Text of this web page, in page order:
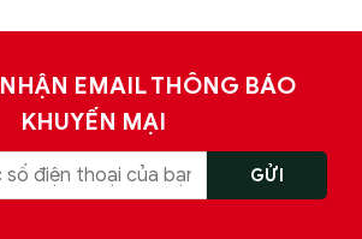
EMAIL THÔNG BÁO
KHUYẾN MẠI